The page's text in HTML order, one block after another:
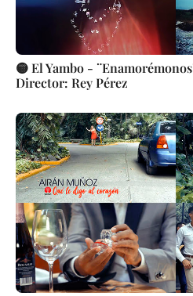
🟡 El Yambo -
Director: Rey Pérez